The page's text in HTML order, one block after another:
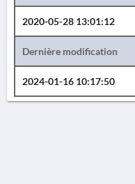
2020-05-28 13:01:12
Dernière modification
2024-01-16 10:17:50